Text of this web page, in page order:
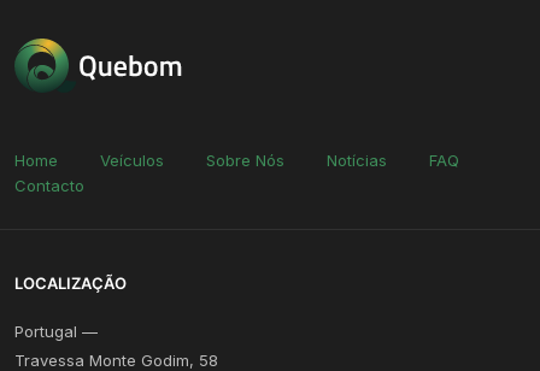
Home Veículos Sobre Nós Notícias
FAQ
Contacto
LOCALIZAÇÃO
Portugal —
Travessa Monte Godim, 58